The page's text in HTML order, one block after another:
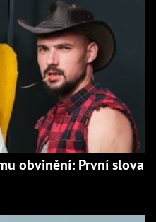
obvinění: První slova